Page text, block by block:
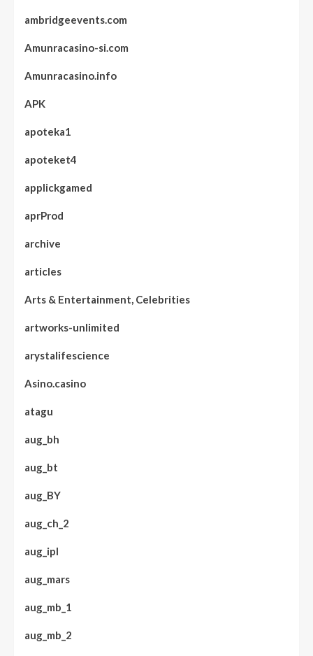
ambridgeevents.com
Amunracasino-si.com
Amunracasino.info
APK
apoteka1
apoteket4
applickgamed
aprProd
archive
articles
Arts & Entertainment, Celebrities
artworks-unlimited
arystalifescience
Asino.casino
atagu
aug_bh
aug_bt
aug_BY
aug_ch_2
aug_ipl
aug_mars
aug_mb_1
aug_mb_2